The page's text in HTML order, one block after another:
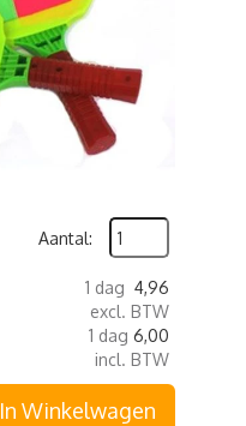
Aantal:
1 dag 4,96
excl. BTW
1 dag 6,00
incl. BTW
In Winkelwagen